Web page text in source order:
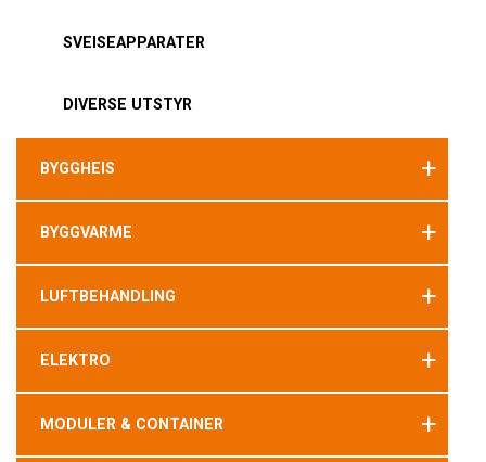
SVEISEAPPARATER
DIVERSE UTSTYR
BYGGHEIS +
BYGGVARME +
LUFTBEHANDLING +
ELEKTRO +
MODULER & CONTAINER +